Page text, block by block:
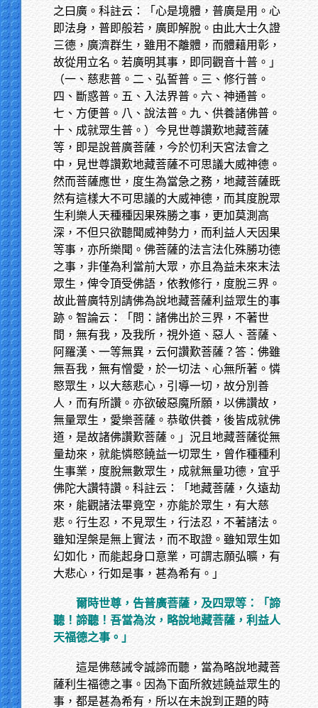
之曰廣。科註云：「心是境體，普廣是用。心
即法身，普即般若，廣即解脫。由此大士久證
三德，廣濟群生，雖用不離體，而體藉用彰，
故從用立名。若廣明其事，即同觀音十普。」
（一、慈悲普。二、弘誓普。三、修行普。
四、斷惑普。五、入法界普。六、神通普。
七、方便普。八、說法普。九、供養諸佛普。
十、成就眾生普。）今見世尊讚歎地藏菩薩
等，即是說普廣菩薩，今於忉利天宮法會之
中，見世尊讚歎地藏菩薩不可思議大威神德。
然而菩薩應世，度生為當急之務，地藏菩薩既
然有這樣大不可思議的大威神德，而其度脫眾
生利樂人天種種因果殊勝之事，更加莫測高
深，不但只欲聽聞威神勢力，而利益人天因果
等事，亦所樂聞。佛菩薩的法言法化殊勝功德
之事，非僅為利當前大眾，亦且為益未來末法
眾生，俾令頂受佛語，依教修行，度脫三界。
故此普廣特別請佛為說地藏菩薩利益眾生的事
跡。智論云：「問：諸佛出於三界，不著世
間，無有我，及我所，視外道、惡人、菩薩、
阿羅漢、一等無異，云何讚歎菩薩？答：佛雖
無吾我，無有憎愛，於一切法、心無所著。憐
愍眾生，以大慈悲心，引導一切，故分別善
人，而有所讚。亦欲破惡魔所願，以佛讚故，
無量眾生，愛樂菩薩。恭敬供養，後皆成就佛
道，是故諸佛讚歎菩薩。」況且地藏菩薩從無
量劫來，就能憐愍饒益一切眾生，曾作種種利
生事業，度脫無數眾生，成就無量功德，宜乎
佛陀大讚特讚。科註云：「地藏菩薩，久遠劫
來，能觀諸法畢竟空，亦能於眾生，有大慈
悲。行生忍，不見眾生，行法忍，不著諸法。
雖知涅槃是無上實法，而不取證。雖知眾生如
幻如化，而能起身口意業，可謂志願弘曠，有
大悲心，行如是事，甚為希有。」
爾時世尊，告普廣菩薩，及四眾等：「諦
聽！諦聽！吾當為汝，略說地藏菩薩，利益人
天福德之事。」
這是佛慈誡令誠諦而聽，當為略說地藏菩
薩利生福德之事。因為下面所敘述饒益眾生的
事，都是甚為希有，所以在未說到正題的時